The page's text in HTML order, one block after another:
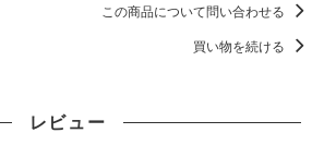
この商品について問い合わせる
買い物を続ける
レビュー